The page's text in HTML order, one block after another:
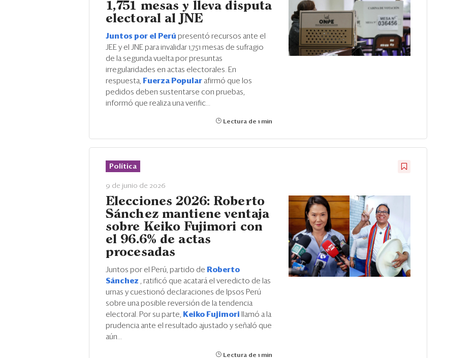
1,751 mesas y lleva disputa
electoral al JNE
Juntos por el Perú presentó recursos ante el
JEE y el JNE para invalidar 1,751 mesas de sufragio
de la segunda vuelta por presuntas
irregularidades en actas electorales. En
respuesta, Fuerza Popular afirmó que los
pedidos deben sustentarse con pruebas,
informó que realiza una verific...
Lectura de 1 min
Política
9 de junio de 2026
Elecciones 2026: Roberto
Sánchez mantiene ventaja
sobre Keiko Fujimori con
el 96.6% de actas
procesadas
Juntos por el Perú, partido de Roberto
Sánchez , ratificó que acatará el veredicto de las
urnas y cuestionó declaraciones de Ipsos Perú
sobre una posible reversión de la tendencia
electoral. Por su parte, Keiko Fujimori
llamó a la
prudencia ante el resultado ajustado y señaló que
aún...
Lectura de 1 min